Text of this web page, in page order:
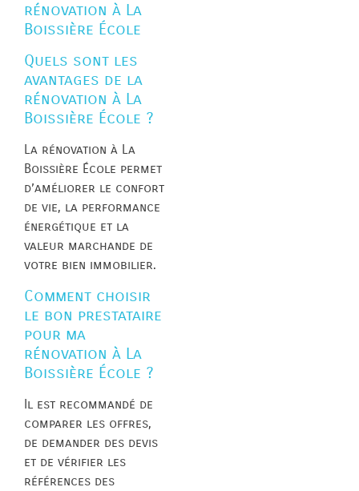
rénovation à La
Boissière École
Quels sont les
avantages de la
rénovation à La
Boissière École ?
La rénovation à La
Boissière École permet
d’améliorer le confort
de vie, la performance
énergétique et la
valeur marchande de
votre bien immobilier.
Comment choisir
le bon prestataire
pour ma
rénovation à La
Boissière École ?
Il est recommandé de
comparer les offres,
de demander des devis
et de vérifier les
références des